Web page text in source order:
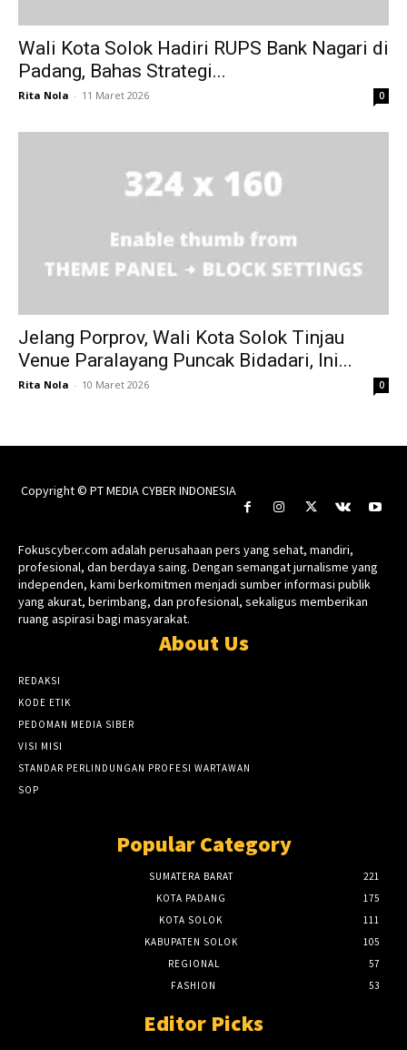
Wali Kota Solok Hadiri RUPS Bank Nagari di
Padang, Bahas Strategi...
Rita Nola - 11 Maret 2026 0
Jelang Porprov, Wali Kota Solok Tinjau
Venue Paralayang Puncak Bidadari, Ini...
Rita Nola - 10 Maret 2026 0
Copyright © PT MEDIA CYBER INDONESIA
Fokuscyber.com adalah perusahaan pers yang sehat, mandiri,
profesional, dan berdaya saing. Dengan semangat jurnalisme yang
independen, kami berkomitmen menjadi sumber informasi publik
yang akurat, berimbang, dan profesional, sekaligus memberikan
ruang aspirasi bagi masyarakat.
About Us
REDAKSI
KODE ETIK
PEDOMAN MEDIA SIBER
VISI MISI
STANDAR PERLINDUNGAN PROFESI WARTAWAN
SOP
Popular Category
SUMATERA BARAT
221
KOTA PADANG
175
KOTA SOLOK
111
KABUPATEN SOLOK
105
REGIONAL
57
FASHION
53
Editor Picks